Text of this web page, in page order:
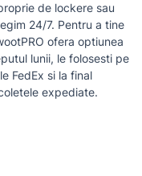
de lockere sau
24/7. Pentru a tine
ofera optiunea
lunii, le folosesti pe
FedEx si la final
expediate.